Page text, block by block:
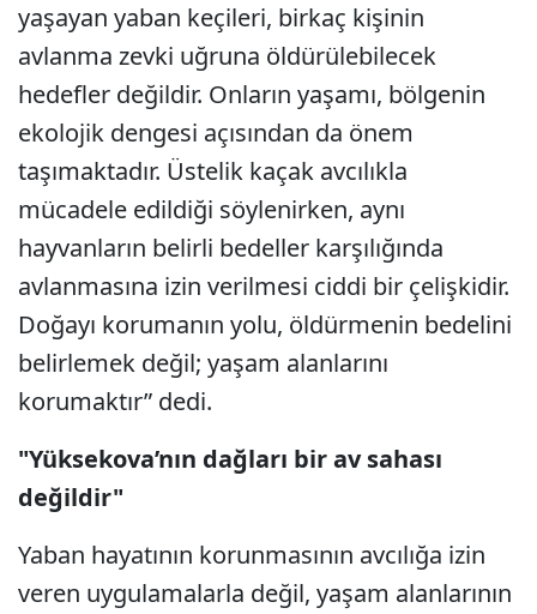
yaşayan yaban keçileri, birkaç kişinin
avlanma zevki uğruna öldürülebilecek
hedefler değildir. Onların yaşamı, bölgenin
ekolojik dengesi açısından da önem
taşımaktadır. Üstelik kaçak avcılıkla
mücadele edildiği söylenirken, aynı
hayvanların belirli bedeller karşılığında
avlanmasına izin verilmesi ciddi bir çelişkidir.
Doğayı korumanın yolu, öldürmenin bedelini
belirlemek değil; yaşam alanlarını
korumaktır” dedi.
"Yüksekova’nın dağları bir av sahası
değildir"
Yaban hayatının korunmasının avcılığa izin
veren uygulamalarla değil, yaşam alanlarının